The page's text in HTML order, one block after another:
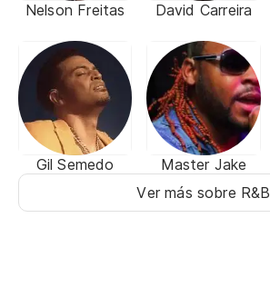
Nelson Freitas David Carreira
Gil Semedo Master Jake
Ver más sobre R&B